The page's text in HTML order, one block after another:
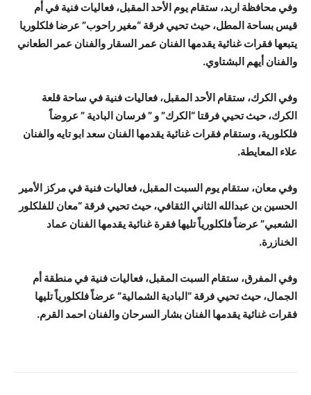
وفي محافظة اربد، ستقام يوم الأحد المقبل، فعاليات فنية في أم
قيس بساحة المطل، حيث تحيي فرقة “مغير راحوب” عرضا فلكلوريا
يتبعها فقرات غنائية يقدمها الفنان عمر السقار والفنان عمر الطعاني
والفنان أيهم البشتاوي.
وفي الكرك، ستقام الأحد المقبل، فعاليات فنية في ساحة قلعة
الكرك، حيث تحيي فرقتا “الكرك” و ” فرسان البادية ” عروضاً
فلكلورية، وستقام فقرات غنائية يقدمها الفنان سعد ابو تايه والفنان
علاء المعايطة.
وفي معان، ستقام يوم السبت المقبل، فعاليات فنية في مركز الأمير
الحسين بن عبدالله الثاني الثقافي، حيث تحيي فرقة “معان للفلكلور
الشعبي” عرضاً فلكلورياً تليها فقرة غنائية يقدمها الفنان عماد
الخنازرة.
وفي المفرق، ستقام السبت المقبل، فعاليات فنية في منطقة أم
الجمال، حيث تحيي فرقة “البادية الشمالية” عرضاً فلكلورياً تليها
فقرات غنائية يقدمها الفنان بشار السرحان والفنان احمد القرم.